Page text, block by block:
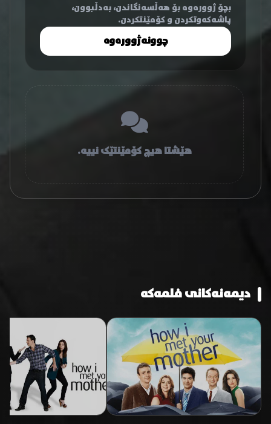
بچۆ ژوورەوە بۆ هەڵسەنگاندن، بەدڵبوون،
پاشەکەوتکردن و کۆمێنتکردن.
چوونەژوورەوە
هێشتا هیچ کۆمێنتێک نییە.
دیمەنەکانی فلمەکە